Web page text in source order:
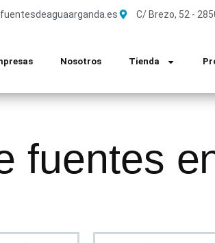
C/ Brezo, 52 -
Nosotros Tienda
fuentes